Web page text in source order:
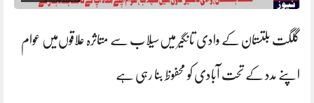
گلگت بلتستان کے وادی تانگیر میں‌سیلاب سے متاثرہ علاقوں‌میں عوام
اپنے مدد کے تحت آبادی کو محفوظ بنا رہی ہے